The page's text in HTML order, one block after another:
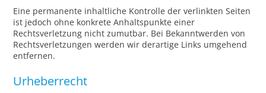
Eine permanente inhaltliche Kontrolle der verlinkten Seiten
ist jedoch ohne konkrete Anhaltspunkte einer
Rechtsverletzung nicht zumutbar. Bei Bekanntwerden von
Rechtsverletzungen werden wir derartige Links umgehend
entfernen.
Urheberrecht